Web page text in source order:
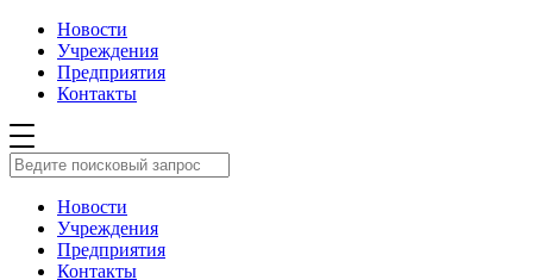
Новости
Учреждения
Предприятия
Контакты
Новости
Учреждения
Предприятия
Контакты